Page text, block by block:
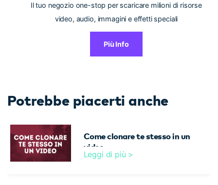
Il tuo negozio one-stop per scaricare milioni di risorse
video, audio, immagini e effetti speciali
Più Info
Potrebbe piacerti anche
Come clonare te stesso in un
video
Leggi di più >